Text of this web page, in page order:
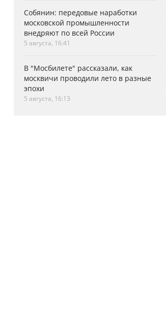
Собянин: передовые наработки
московской промышленности
внедряют по всей России
5 августа, 16:41
В "Мосбилете" рассказали, как
москвичи проводили лето в разные
эпохи
5 августа, 16:13